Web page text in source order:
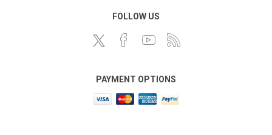
FOLLOW US
PAYMENT OPTIONS